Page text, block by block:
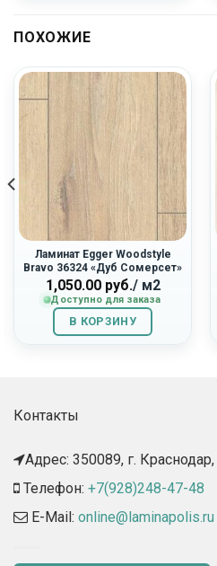
ПОХОЖИЕ
Ламинат Egger Woodstyle
Bravo 36324 «Дуб Сомерсет»
1,050.00руб./ м2
Доступно для заказа
В КОРЗИНУ
Контакты
Адрес: 350089, г.
Телефон: +7(928)248-47-48
E-Mail: online@laminapolis.ru